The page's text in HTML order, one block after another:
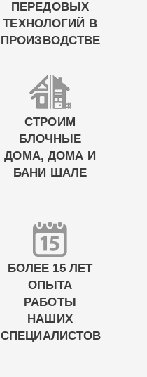
ПЕРЕДОВЫХ
ТЕХНОЛОГИЙ В
ПРОИЗВОДСТВЕ
СТРОИМ
БЛОЧНЫЕ
ДОМА, ДОМА И
БАНИ ШАЛЕ
БОЛЕЕ 15 ЛЕТ
ОПЫТА
РАБОТЫ
НАШИХ
СПЕЦИАЛИСТОВ